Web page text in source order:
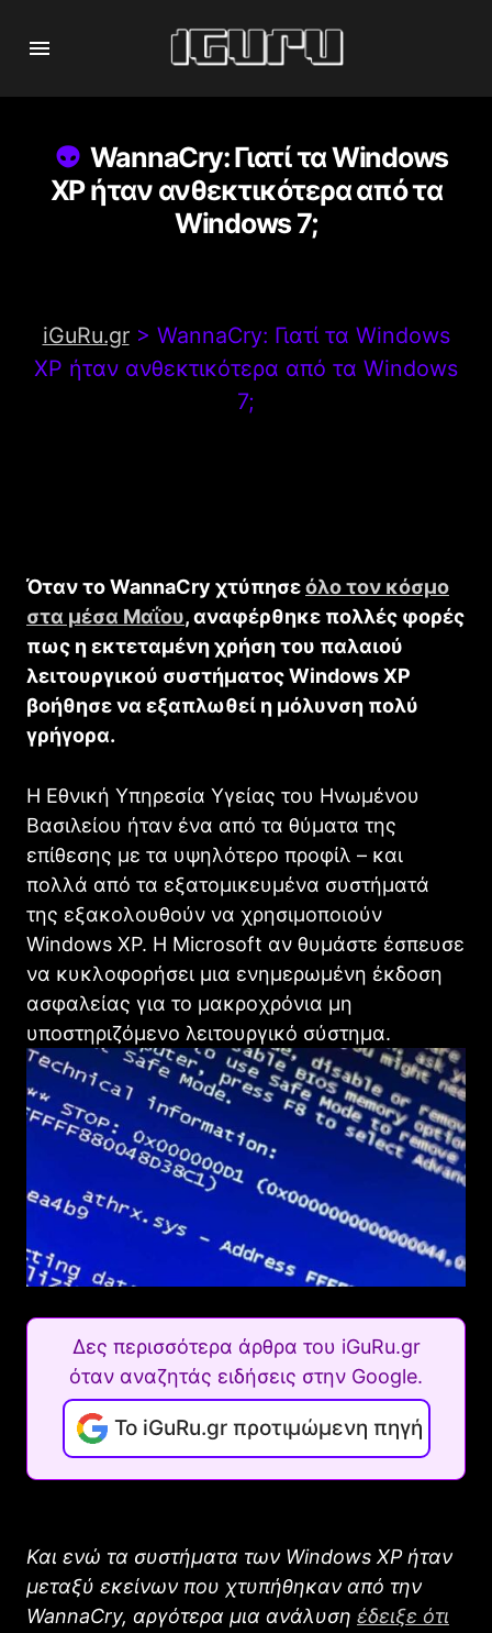
WannaCry: Γιατί τα Windows
XP ήταν ανθεκτικότερα από τα
Windows 7;
iGuRu.gr> WannaCry: Γιατί τα Windows
XP ήταν ανθεκτικότερα από τα Windows
7;
Όταν το WannaCry χτύπησεόλο τον κόσμο
στα μέσα Μαΐου, αναφέρθηκε πολλές φορές
πως η εκτεταμένη χρήση του παλαιού
λειτουργικού συστήματος Windows XP
βοήθησε να εξαπλωθεί η μόλυνση πολύ
γρήγορα.
Η Εθνική Υπηρεσία Υγείας του Ηνωμένου
Βασιλείου ήταν ένα από τα θύματα της
επίθεσης με τα υψηλότερο προφίλ – και
πολλά από τα εξατομικευμένα συστήματά
της εξακολουθούν να χρησιμοποιούν
Windows XP. Η Microsoft αν θυμάστε έσπευσε
να κυκλοφορήσει μια ενημερωμένη έκδοση
ασφαλείας για το μακροχρόνια μη
υποστηριζόμενο λειτουργικό σύστημα.
Δες περισσότερα άρθρα του iGuRu.gr
όταν αναζητάς ειδήσεις στην Google.
Το iGuRu.gr προτιμώμενη πηγή
Και ενώ τα συστήματα των Windows XP ήταν
μεταξύ εκείνων που χτυπήθηκαν από την
WannaCry, αργότερα μια ανάλυση έδειξε ότι